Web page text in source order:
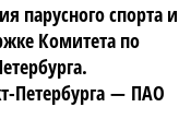
парусного спорта и
Комитета по
Петербурга — ПАО